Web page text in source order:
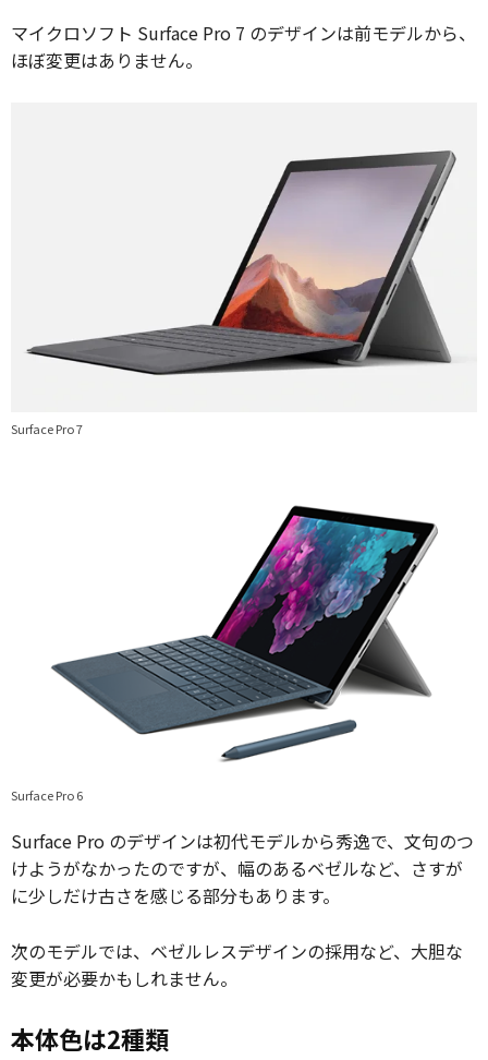
マイクロソフト Surface Pro 7 のデザインは前モデルから、
ほぼ変更はありません。
Surface Pro 7
Surface Pro 6
Surface Pro のデザインは初代モデルから秀逸で、文句のつ
けようがなかったのですが、幅のあるベゼルなど、さすが
に少しだけ古さを感じる部分もあります。
次のモデルでは、ベゼルレスデザインの採用など、大胆な
変更が必要かもしれません。
本体色は2種類